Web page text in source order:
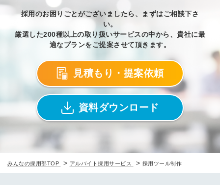
採用のお困りごとがございましたら、まずはご相談下さ
い。
厳選した200種以上の取り扱いサービスの中から、貴社に最
適なプランをご提案させて頂きます。
見積もり・提案依頼
資料ダウンロード
みんなの採用部TOP > アルバイト採用サービス > 採用ツール制作